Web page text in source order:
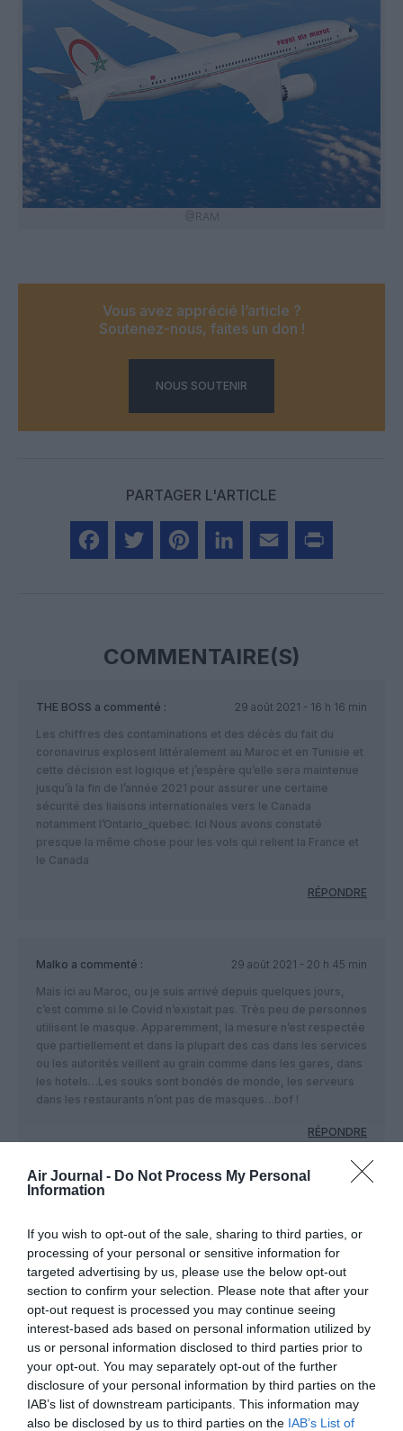
Air Journal - Do Not Process My Personal
Information
If you wish to opt-out of the sale, sharing to third parties, or
processing of your personal or sensitive information for
targeted advertising by us, please use the below opt-out
section to confirm your selection. Please note that after your
opt-out request is processed you may continue seeing
interest-based ads based on personal information utilized by
us or personal information disclosed to third parties prior to
your opt-out. You may separately opt-out of the further
disclosure of your personal information by third parties on the
IAB’s list of downstream participants. This information may
also be disclosed by us to third parties on the IAB’s List of
@RAM
Vous avez apprécié l’article ?
Soutenez-nous, faites un don !
NOUS SOUTENIR
PARTAGER L'ARTICLE
COMMENTAIRE(S)
THE BOSS a commenté :
29 août 2021 - 16 h 16 min
Les chiffres des contaminations et des décès du fait du
coronavirus explosent littéralement au Maroc et en Tunisie et
cette décision est logique et j’espère qu’elle sera maintenue
jusqu’à la fin de l’année 2021 pour assurer une certaine
sécurité des liaisons internationales vers le Canada
notamment l’Ontario_quebec. Ici Nous avons constaté
presque la même chose pour les vols qui relient la France et
le Canada
RÉPONDRE
Malko a commenté :
29 août 2021 - 20 h 45 min
Mais ici au Maroc, ou je suis arrivé depuis quelques jours,
c’est comme si le Covid n’existait pas. Très peu de personnes
utilisent le masque. Apparemment, la mesure n’est respectée
que partiellement et dans la plupart des cas dans les services
ou les autorités veillent au grain comme dans les gares, dans
les hotels…Les souks sont bondés de monde, les serveurs
dans les restaurants n’ont pas de masques…bof !
RÉPONDRE
Mon frère de Nador a besoin de soins psychologiques.
Comment faire ? On le ramenait à Québec pour ses soins
RÉPONDRE
réfléchisseza commenté :
7 septembre 2021 - 15 h
47 min
The boss tu dis que la mesure devrait se maintenir jusqu’à la
fin de l’année et les gens qui vivent au Canada comment ils